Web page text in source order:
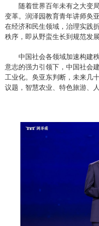
随着世界百年未有之大变
变革。润泽园教育青年讲师奂
在经济和民生领域，治理实践
秩序，即从野蛮生长到规范发展
中国社会各领域加速构建
意志的强力引领下，中国社会
工业化。奂亚东判断，未来几
议题，智慧农业、特色旅游、